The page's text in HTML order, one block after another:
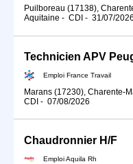
Puilboreau (17138),
Aquitaine - CDI - 31/07/2026
Emploi France Travail
Marans (17230), Charente-
CDI - 07/08/2026
Chaudronnier H/F
Emploi Aquila Rh